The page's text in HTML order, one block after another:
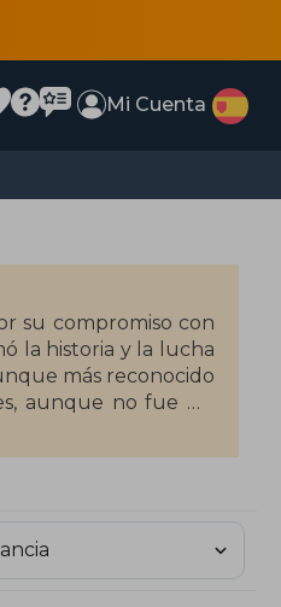
Mi Cuenta
su compromiso con
la historia y la lucha
más reconocido
aunque no fue un
Nacional y el